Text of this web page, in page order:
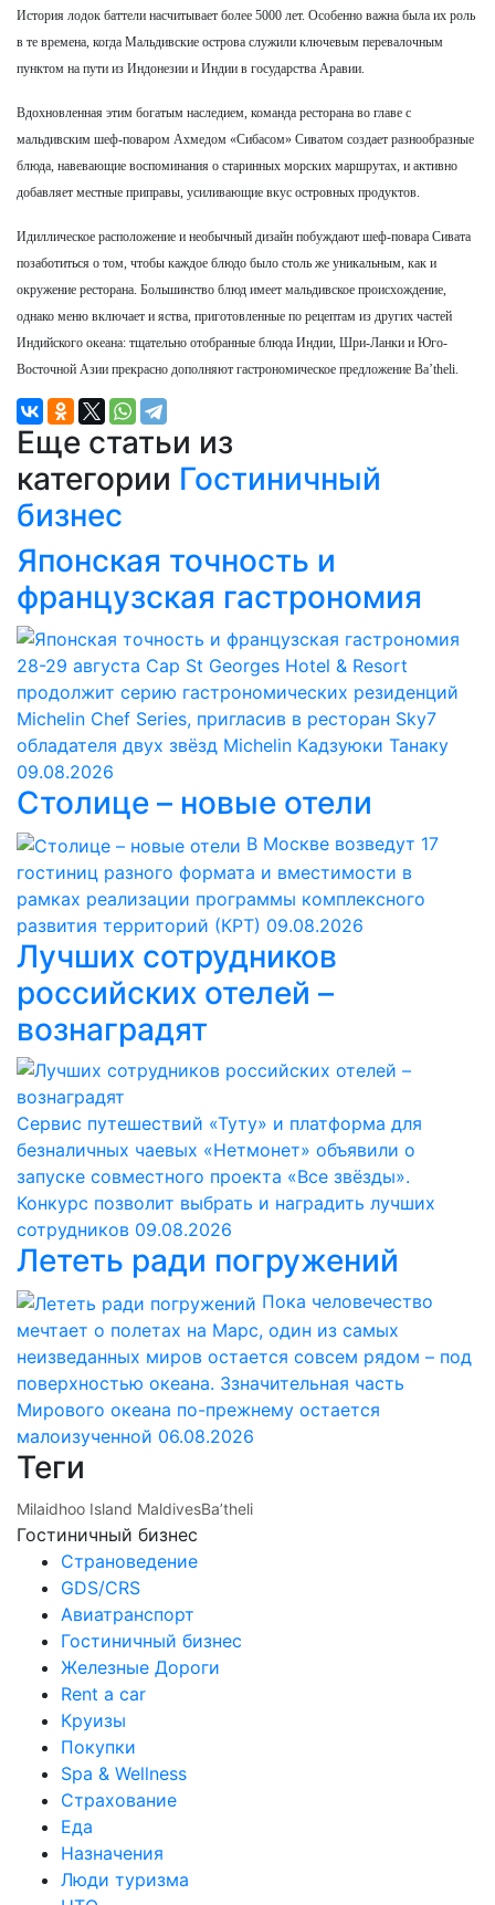
История лодок баттели насчитывает более 5000 лет. Особенно важна была их роль
в те времена, когда Мальдивские острова служили ключевым перевалочным
пунктом на пути из Индонезии и Индии в государства Аравии.
Вдохновленная этим богатым наследием, команда ресторана во главе с
мальдивским шеф-поваром Ахмедом «Сибасом» Сиватом создает разнообразные
блюда, навевающие воспоминания о старинных морских маршрутах, и активно
добавляет местные приправы, усиливающие вкус островных продуктов.
Идиллическое расположение и необычный дизайн побуждают шеф-повара Сивата
позаботиться о том, чтобы каждое блюдо было столь же уникальным, как и
окружение ресторана. Большинство блюд имеет мальдивское происхождение,
однако меню включает и яства, приготовленные по рецептам из других частей
Индийского океана: тщательно отобранные блюда Индии, Шри-Ланки и Юго-
Восточной Азии прекрасно дополняют гастрономическое предложение Ba’theli.
Еще статьи из
категории Гостиничный
бизнес
Японская точность и
французская гастрономия
28-29 августа Cap St Georges Hotel & Resort
продолжит серию гастрономических резиденций
Michelin Chef Series, пригласив в ресторан Sky7
обладателя двух звёзд Michelin Кадзуюки Танаку
09.08.2026
Столице – новые отели
В Москве возведут 17
гостиниц разного формата и вместимости в
рамках реализации программы комплексного
развития территорий (КРТ) 09.08.2026
Лучших сотрудников
российских отелей –
вознаградят
Сервис путешествий «Туту» и платформа для
безналичных чаевых «Нетмонет» объявили о
запуске совместного проекта «Все звёзды».
Конкурс позволит выбрать и наградить лучших
сотрудников 09.08.2026
Лететь ради погружений
Пока человечество
мечтает о полетах на Марс, один из самых
неизведанных миров остается совсем рядом – под
поверхностью океана. Ззначительная часть
Мирового океана по-прежнему остается
малоизученной 06.08.2026
Теги
Milaidhoo Island MaldivesBa’theli
Гостиничный бизнес
Страноведение
GDS/CRS
Авиатранспорт
Гостиничный бизнес
Железные Дороги
Rent a car
Круизы
Покупки
Spa & Wellness
Страхование
Еда
Назначения
Люди туризма